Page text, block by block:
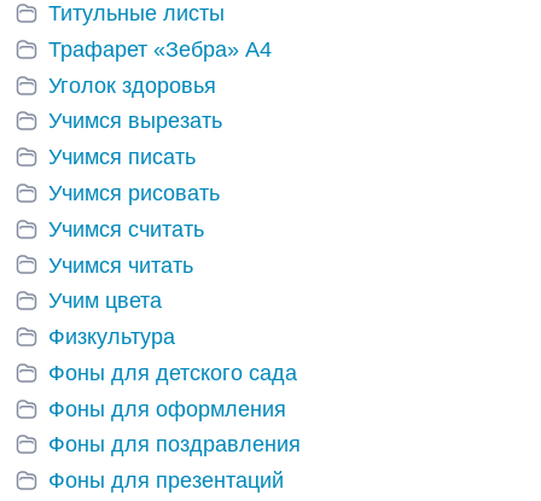
Титульные листы
Трафарет «Зебра» А4
Уголок здоровья
Учимся вырезать
Учимся писать
Учимся рисовать
Учимся считать
Учимся читать
Учим цвета
Физкультура
Фоны для детского сада
Фоны для оформления
Фоны для поздравления
Фоны для презентаций